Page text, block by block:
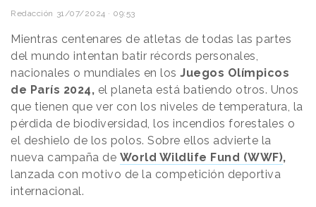
Redacción 31/07/2024 · 09:53
Mientras centenares de atletas de todas las partes
del mundo intentan batir récords personales,
nacionales o mundiales en los Juegos Olímpicos
de París 2024, el planeta está batiendo otros. Unos
que tienen que ver con los niveles de temperatura, la
pérdida de biodiversidad, los incendios forestales o
el deshielo de los polos. Sobre ellos advierte la
nueva campaña de World Wildlife Fund (WWF),
lanzada con motivo de la competición deportiva
internacional.